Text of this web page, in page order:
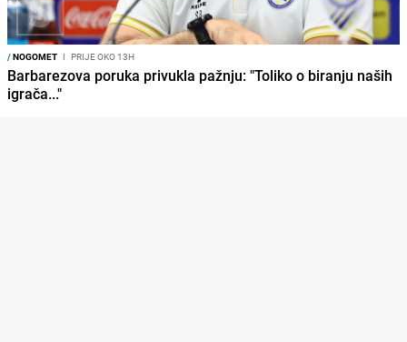
/NOGOMET I PRIJE OKO 13H
Barbarezova poruka privukla pažnju: "Toliko o biranju naših
igrača..."